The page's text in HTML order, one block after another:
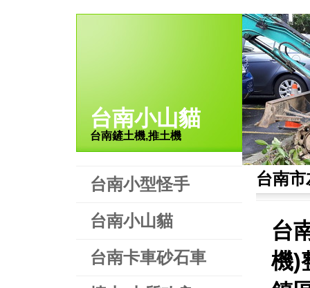
台南小山貓
台南鏟土機,推土機
台南小型怪手
台南小山貓
台南卡車砂石車
台南
台
機)